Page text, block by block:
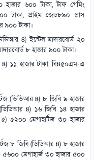
৬০০ টাকা, টাফ গেমিং
টাকা, প্রাইম জেড৮৯০ প্লাস
৯০০ টাকা।
৪) ইন্টেল মাদারবোর্ড ২০
৮ হাজার ৯০০ টাকা।
১১ হাজার টাকা, বি৪৫০এম-এ
(ডিডিআর ৪) ৮ জিবি ৯ হাজার
৪) ১৬ জিবি ১৪ হাজার
৫২০০ মেগাহার্টজ ৩০ হাজার
৮ জিবি (ডিডিআর ৪) ৮ হাজার
৫৬০০ মেগাহার্জ ৩০ হাজার ৫০০